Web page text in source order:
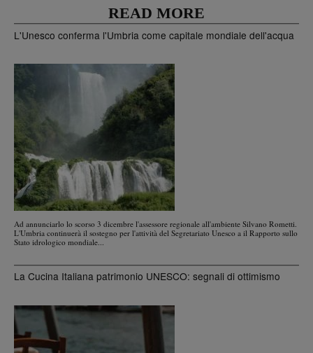
READ MORE
L'Unesco conferma l'Umbria come capitale mondiale dell'acqua
Ad annunciarlo lo scorso 3 dicembre l'assessore regionale all'ambiente Silvano Rometti.
L'Umbria continuerà il sostegno per l'attività del Segretariato Unesco a il Rapporto sullo
Stato idrologico mondiale...
La Cucina Italiana patrimonio UNESCO: segnali di ottimismo